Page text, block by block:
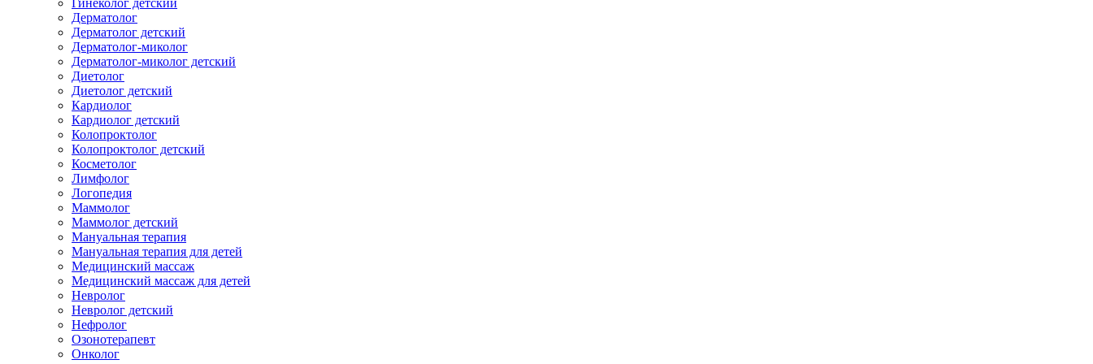
Гинеколог детский
Дерматолог
Дерматолог детский
Дерматолог-миколог
Дерматолог-миколог детский
Диетолог
Диетолог детский
Кардиолог
Кардиолог детский
Колопроктолог
Колопроктолог детский
Косметолог
Лимфолог
Логопедия
Маммолог
Маммолог детский
Мануальная терапия
Мануальная терапия для детей
Медицинский массаж
Медицинский массаж для детей
Невролог
Невролог детский
Нефролог
Озонотерапевт
Онколог